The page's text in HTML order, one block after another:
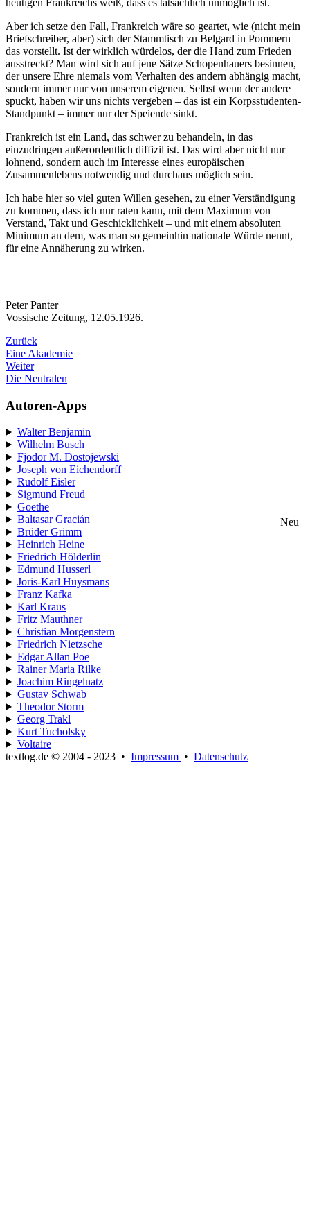
Aber ich setze den Fall, Frankreich wäre so geartet, wie (nicht mein
Briefschreiber, aber) sich der Stammtisch zu Belgard in Pommern
das vorstellt. Ist der wirklich würdelos, der die Hand zum Frieden
ausstreckt? Man wird sich auf jene Sätze Schopenhauers besinnen,
der unsere Ehre niemals vom Verhalten des andern abhängig macht,
sondern immer nur von unserem eigenen. Selbst wenn der andere
spuckt, haben wir uns nichts vergeben – das ist ein Korpsstudenten-
Standpunkt – immer nur der Speiende sinkt.
Frankreich ist ein Land, das schwer zu behandeln, in das
einzudringen außerordentlich diffizil ist. Das wird aber nicht nur
lohnend, sondern auch im Interesse eines europäischen
Zusammenlebens notwendig und durchaus möglich sein.
Ich habe hier so viel guten Willen gesehen, zu einer Verständigung
zu kommen, dass ich nur raten kann, mit dem Maximum von
Verstand, Takt und Geschicklichkeit – und mit einem absoluten
Minimum an dem, was man so gemeinhin nationale Würde nennt,
für eine Annäherung zu wirken.
Peter Panter
Vossische Zeitung, 12.05.1926.
Zurück
Eine Akademie
Weiter
Die Neutralen
Autoren-Apps
Walter Benjamin
Wilhelm Busch
Fjodor M. Dostojewski
Joseph von Eichendorff
Rudolf Eisler
Sigmund Freud
Goethe
Baltasar Gracián
Neu
Brüder Grimm
Heinrich Heine
Friedrich Hölderlin
Edmund Husserl
Joris-Karl Huysmans
Franz Kafka
Karl Kraus
Fritz Mauthner
Christian Morgenstern
Friedrich Nietzsche
Edgar Allan Poe
Rainer Maria Rilke
Joachim Ringelnatz
Gustav Schwab
Theodor Storm
Georg Trakl
Kurt Tucholsky
Voltaire
textlog.de © 2004 - 2023 • Impressum • Datenschutz